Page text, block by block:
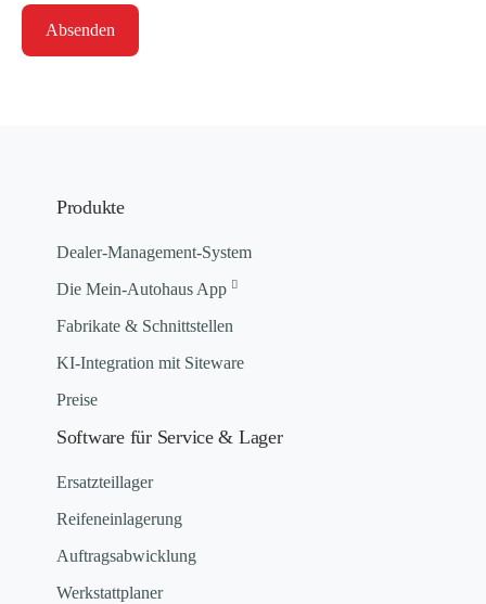
Absenden
Produkte
Dealer-Management-System
Die Mein-Autohaus App
Fabrikate & Schnittstellen
KI-Integration mit Siteware
Preise
Software für Service & Lager
Ersatzteillager
Reifeneinlagerung
Auftragsabwicklung
Werkstattplaner